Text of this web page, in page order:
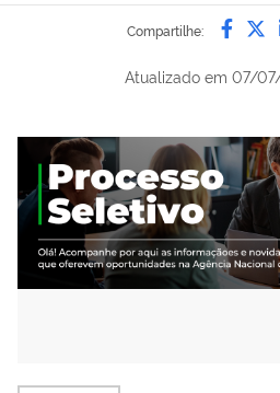
Compartilhe:
Atualizado em 07/